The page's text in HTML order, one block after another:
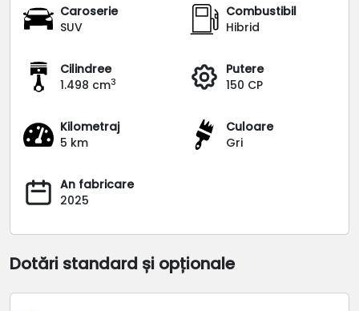
Caroserie
SUV
Combustibil
Hibrid
Cilindree
1.498 cm3
Putere
150 CP
Kilometraj
5 km
Culoare
Gri
An fabricare
2025
Dotări standard și opționale